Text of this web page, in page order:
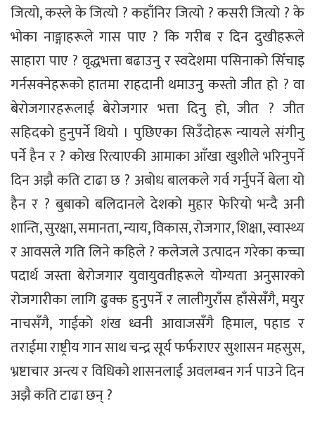
जित्यो, कस्ले के जित्यो ? कहाँनिर जित्यो ? कसरी जित्यो ? के
भोका नाङ्गाहरूले गास पाए ? कि गरीब र दिन दुखीहरूले
साहारा पाए ? वृद्धभत्ता बढाउनु र स्वदेशमा पसिनाको सिँचाइ
गर्नसक्नेहरूको हातमा राहदानी थमाउनु कस्तो जीत हो ? वा
बेरोजगारहरूलाई बेरोजगार भत्ता दिनु हो, जीत ? जीत
सहिदको हुनुपर्ने थियो । पुछिएका सिउँदोहरू न्यायले संगीनु
पर्ने हैन र ? कोख रित्याएकी आमाका आँखा खुशीले भरिनुपर्ने
दिन अझै कति टाढा छ ? अबोध बालकले गर्व गर्नुपर्ने बेला यो
हैन र ? बुबाको बलिदानले देशको मुहार फेरियो भन्दै अनी
शान्ति, सुरक्षा, समानता, न्याय, विकास, रोजगार, शिक्षा, स्वास्थ्य
र आवसले गति लिने कहिले ? कलेजले उत्पादन गरेका कच्चा
पदार्थ जस्ता बेरोजगार युवायुवतीहरूले योग्यता अनुसारको
रोजगारीका लागि ढुक्क हुनुपर्ने र लालीगुराँस हाँसेसँगै, मयुर
नाचसँगै, गाईको शंख ध्वनी आवाजसँगै हिमाल, पहाड र
तराईमा राष्ट्रीय गान साथ चन्द्र सूर्य फर्फराएर सुशासन महसुस,
भ्रष्टाचार अन्त्य र विधिको शासनलाई अवलम्बन गर्न पाउने दिन
अझै कति टाढा छन् ?